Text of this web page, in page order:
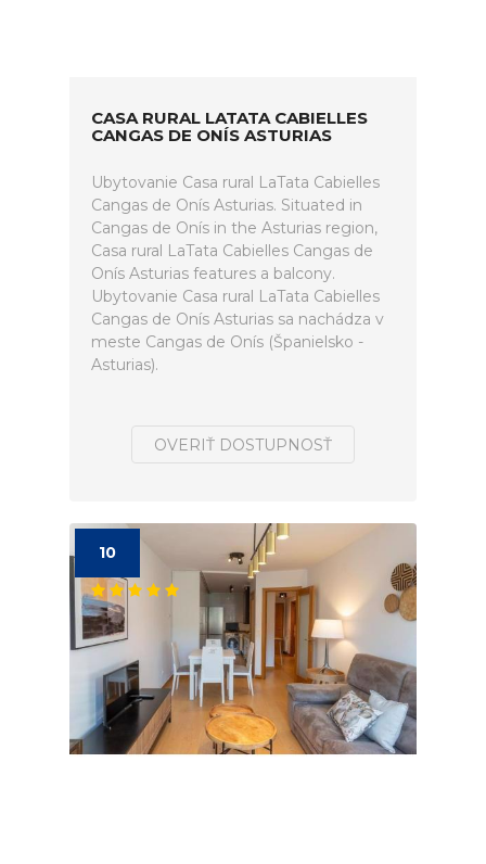
CASA RURAL LATATA CABIELLES
CANGAS DE ONÍS ASTURIAS
Ubytovanie Casa rural LaTata Cabielles
Cangas de Onís Asturias. Situated in
Cangas de Onís in the Asturias region,
Casa rural LaTata Cabielles Cangas de
Onís Asturias features a balcony.
Ubytovanie Casa rural LaTata Cabielles
Cangas de Onís Asturias sa nachádza v
meste Cangas de Onís (Španielsko -
Asturias).
OVERIŤ DOSTUPNOSŤ
10